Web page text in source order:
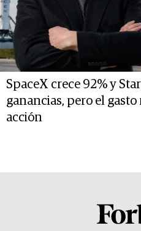
SpaceX crece 92% y
ganancias, pero el
acción